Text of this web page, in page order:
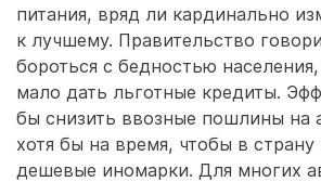
питания, вряд ли кардинально
к лучшему. Правительство
бороться с бедностью
мало дать льготные кредиты.
бы снизить ввозные пошлины на
хотя бы на время, чтобы в страну
дешевые иномарки. Для многих